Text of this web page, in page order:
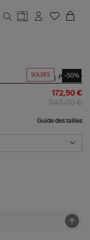
SOLDES -50%
Partager
172,50 €
Guide des tailles